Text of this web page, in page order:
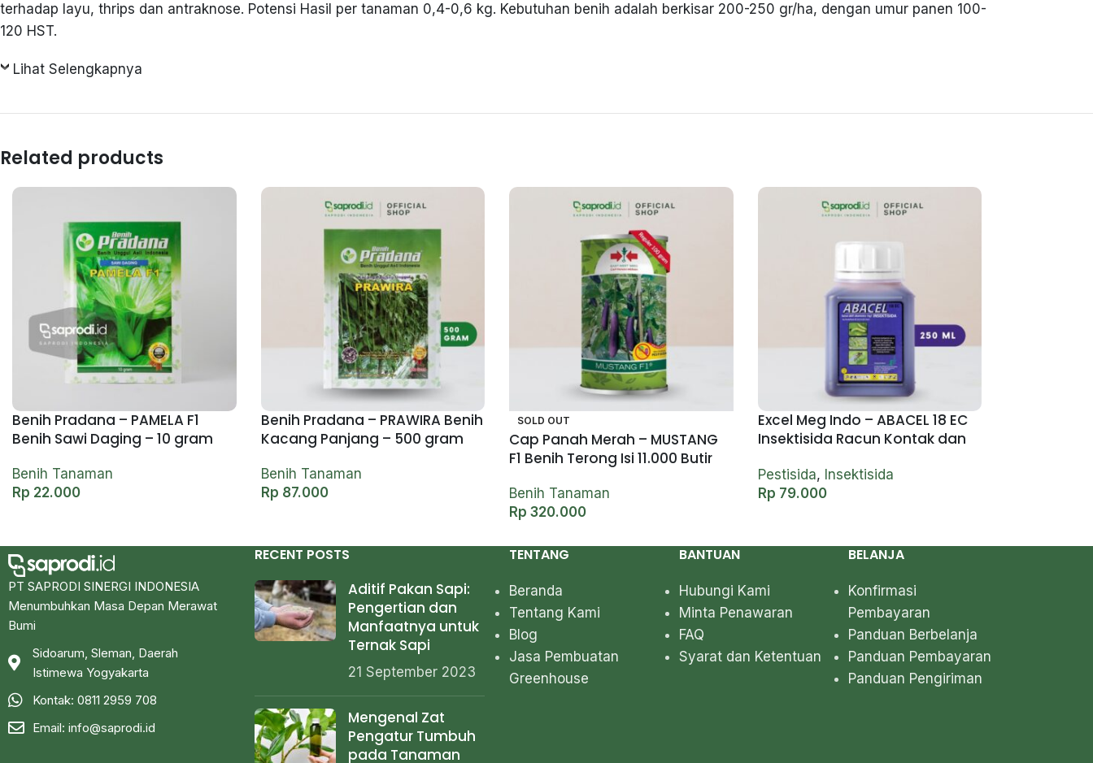
terhadap layu, thrips dan antraknose. Potensi Hasil per tanaman 0,4-0,6 kg. Kebutuhan benih adalah berkisar 200-250 gr/ha, dengan umur panen 100-
120 HST.
Lihat Selengkapnya
Related products
Benih Pradana – PAMELA F1
Benih Sawi Daging – 10 gram
Benih Tanaman
Rp 22.000
Benih Pradana – PRAWIRA Benih
Kacang Panjang – 500 gram
Benih Tanaman
Rp 87.000
SOLD OUT
Cap Panah Merah – MUSTANG
F1 Benih Terong Isi 11.000 Butir
Benih Tanaman
Rp 320.000
Excel Meg Indo – ABACEL 18 EC
Insektisida Racun Kontak dan
Pestisida, Insektisida
Rp 79.000
PT SAPRODI SINERGI INDONESIA
Menumbuhkan Masa Depan Merawat
Bumi
Sidoarum, Sleman, Daerah
Istimewa Yogyakarta
Kontak: 0811 2959 708
Email: info@saprodi.id
RECENT POSTS
Aditif Pakan Sapi:
Pengertian dan
Manfaatnya untuk
Ternak Sapi
21 September 2023
Mengenal Zat
Pengatur Tumbuh
pada Tanaman
TENTANG
Beranda
Tentang Kami
Blog
Jasa Pembuatan
Greenhouse
BANTUAN
Hubungi Kami
Minta Penawaran
FAQ
Syarat dan Ketentuan
BELANJA
Konfirmasi
Pembayaran
Panduan Berbelanja
Panduan Pembayaran
Panduan Pengiriman